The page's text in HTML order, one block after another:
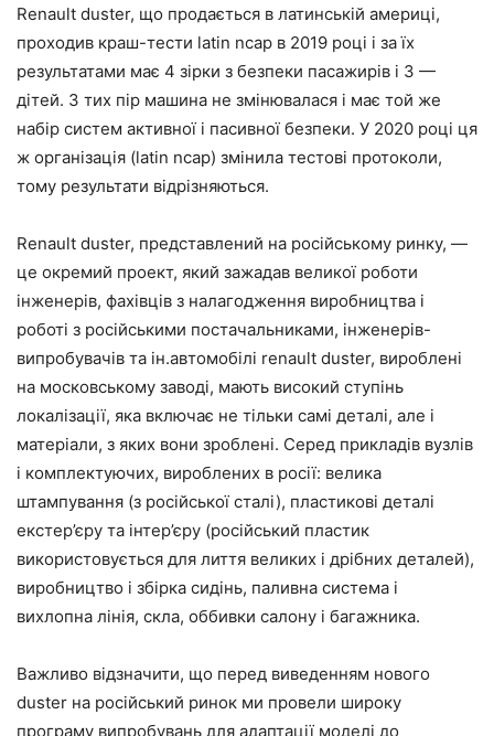
Renault duster, що продається в латинській америці,
проходив краш-тести latin ncap в 2019 році і за їх
результатами має 4 зірки з безпеки пасажирів і 3 —
дітей. З тих пір машина не змінювалася і має той же
набір систем активної і пасивної безпеки. У 2020 році ця
ж організація (latin ncap) змінила тестові протоколи,
тому результати відрізняються.
Renault duster, представлений на російському ринку, —
це окремий проект, який зажадав великої роботи
інженерів, фахівців з налагодження виробництва і
роботі з російськими постачальниками, інженерів-
випробувачів та ін.автомобілі renault duster, вироблені
на московському заводі, мають високий ступінь
локалізації, яка включає не тільки самі деталі, але і
матеріали, з яких вони зроблені. Серед прикладів вузлів
і комплектуючих, вироблених в росії: велика
штампування (з російської сталі), пластикові деталі
екстер’єру та інтер’єру (російський пластик
використовується для лиття великих і дрібних деталей),
виробництво і збірка сидінь, паливна система і
вихлопна лінія, скла, оббивки салону і багажника.
Важливо відзначити, що перед виведенням нового
duster на російський ринок ми провели широку
програму випробувань для адаптації моделі до